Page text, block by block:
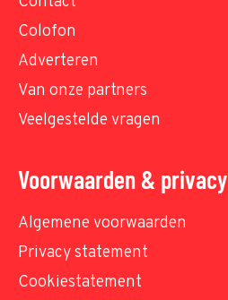
Colofon
Adverteren
Van onze partners
Veelgestelde vragen
Voorwaarden & privacy
Algemene voorwaarden
Privacy statement
Cookiestatement